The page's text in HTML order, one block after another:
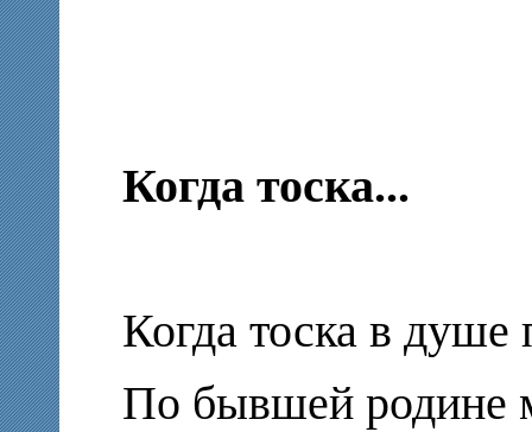
Когда тоска...
Когда тоска в душе
По бывшей родине